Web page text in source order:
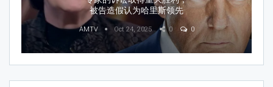
美伊战争：近400名美军士兵
在伊朗战争中受伤
AMTV Apr 14, 2026 0